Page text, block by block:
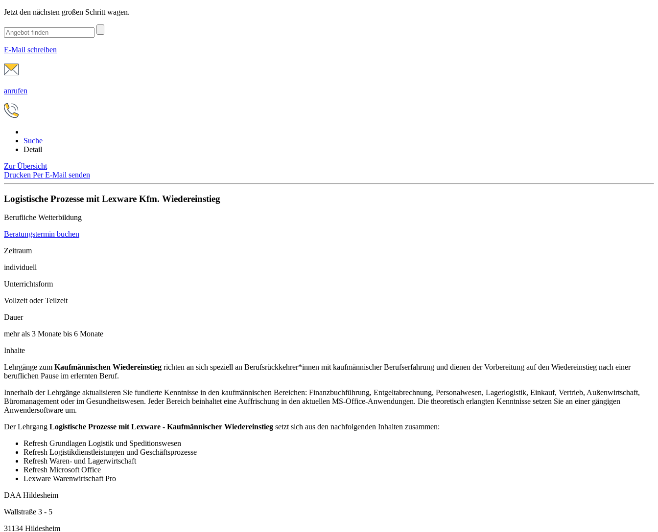
Jetzt den nächsten großen Schritt wagen.
E-Mail schreiben
anrufen
Suche
Detail
Zur Übersicht
Drucken Per E-Mail senden
Logistische Prozesse mit Lexware Kfm. Wiedereinstieg
Berufliche Weiterbildung
Beratungstermin buchen
Zeitraum
individuell
Unterrichtsform
Vollzeit oder Teilzeit
Dauer
mehr als 3 Monate bis 6 Monate
Inhalte
Lehrgänge zum Kaufmännischen Wiedereinstieg richten an sich speziell an Berufsrückkehrer*innen mit kaufmännischer Berufserfahrung und dienen der Vorbereitung auf den Wiedereinstieg nach einer
beruflichen Pause im erlernten Beruf.
Innerhalb der Lehrgänge aktualisieren Sie fundierte Kenntnisse in den kaufmännischen Bereichen: Finanzbuchführung, Entgeltabrechnung, Personalwesen, Lagerlogistik, Einkauf, Vertrieb, Außenwirtschaft,
Büromanagement oder im Gesundheitswesen. Jeder Bereich beinhaltet eine Auffrischung in den aktuellen MS-Office-Anwendungen. Die theoretisch erlangten Kenntnisse setzen Sie an einer gängigen
Anwendersoftware um.
Der Lehrgang Logistische Prozesse mit Lexware - Kaufmännischer Wiedereinstieg setzt sich aus den nachfolgenden Inhalten zusammen:
Refresh Grundlagen Logistik und Speditionswesen
Refresh Logistikdienstleistungen und Geschäftsprozesse
Refresh Waren- und Lagerwirtschaft
Refresh Microsoft Office
Lexware Warenwirtschaft Pro
DAA Hildesheim
Wallstraße 3 - 5
31134 Hildesheim